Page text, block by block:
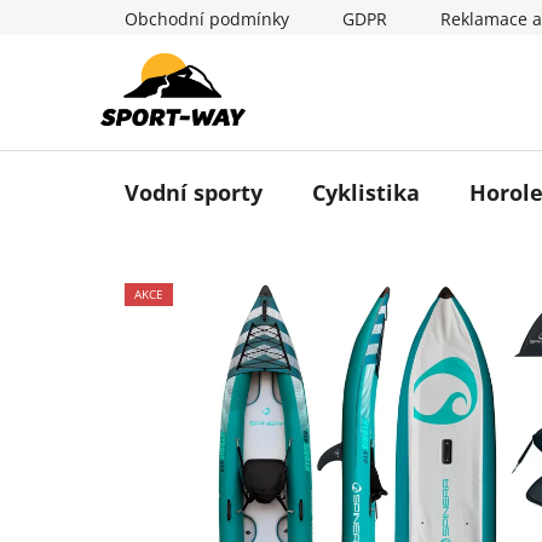
Obchodní podmínky GDPR Reklamace
Vodní sporty Cyklistika
AKCE